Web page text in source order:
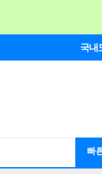
국내
빠